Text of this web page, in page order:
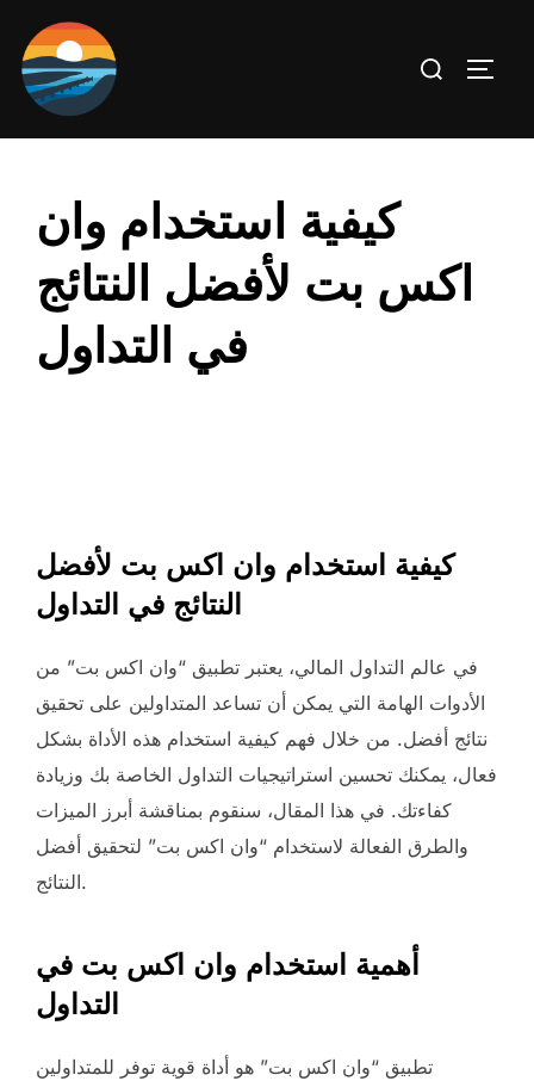
content
Search
كيفية استخدام وان
اكس بت لأفضل النتائج
في التداول
كيفية استخدام وان اكس بت لأفضل
النتائج في التداول
في عالم التداول المالي، يعتبر تطبيق “وان اكس بت” من
الأدوات الهامة التي يمكن أن تساعد المتداولين على تحقيق
نتائج أفضل. من خلال فهم كيفية استخدام هذه الأداة بشكل
فعال، يمكنك تحسين استراتيجيات التداول الخاصة بك وزيادة
كفاءتك. في هذا المقال، سنقوم بمناقشة أبرز الميزات
والطرق الفعالة لاستخدام “وان اكس بت” لتحقيق أفضل
النتائج.
أهمية استخدام وان اكس بت في
التداول
تطبيق “وان اكس بت” هو أداة قوية توفر للمتداولين